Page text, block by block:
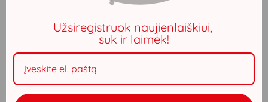
Užsiregistruok naujienlaiškiui,
suk ir laimėk!